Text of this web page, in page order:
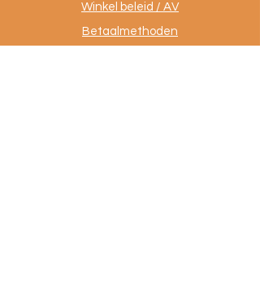
Winkel beleid / AV
Betaalmethoden